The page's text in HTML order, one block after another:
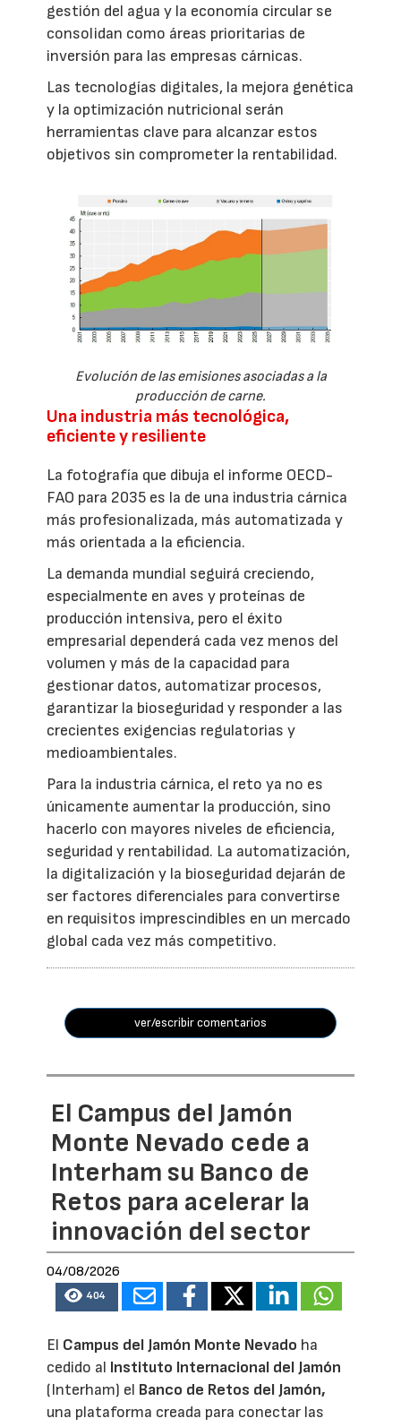
gestión del agua y la economía circular se
consolidan como áreas prioritarias de
inversión para las empresas cárnicas.
Las tecnologías digitales, la mejora genética
y la optimización nutricional serán
herramientas clave para alcanzar estos
objetivos sin comprometer la rentabilidad.
Evolución de las emisiones asociadas a la
producción de carne.
Una industria más tecnológica,
eficiente y resiliente
La fotografía que dibuja el informe OECD-
FAO para 2035 es la de una industria cárnica
más profesionalizada, más automatizada y
más orientada a la eficiencia.
La demanda mundial seguirá creciendo,
especialmente en aves y proteínas de
producción intensiva, pero el éxito
empresarial dependerá cada vez menos del
volumen y más de la capacidad para
gestionar datos, automatizar procesos,
garantizar la bioseguridad y responder a las
crecientes exigencias regulatorias y
medioambientales.
Para la industria cárnica, el reto ya no es
únicamente aumentar la producción, sino
hacerlo con mayores niveles de eficiencia,
seguridad y rentabilidad. La automatización,
la digitalización y la bioseguridad dejarán de
ser factores diferenciales para convertirse
en requisitos imprescindibles en un mercado
global cada vez más competitivo.
ver/escribir comentarios
El Campus del Jamón
Monte Nevado cede a
Interham su Banco de
Retos para acelerar la
innovación del sector
04/08/2026
404
El Campus del Jamón Monte Nevado ha
cedido al Instituto Internacional del Jamón
(Interham) el Banco de Retos del Jamón,
una plataforma creada para conectar las